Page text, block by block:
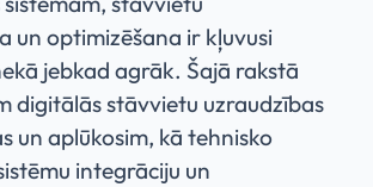
un optimizēšana ir kļuvusi
jebkad agrāk. Šajā rakstā
digitālās stāvvietu uzraudzības
un aplūkosim, kā tehnisko
integrāciju un